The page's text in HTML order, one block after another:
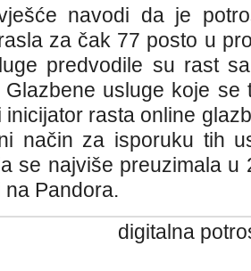
navodi da je
za čak 77 posto u
predvodile su rast
Glazbene usluge koje se
inicijator rasta online
način za isporuku tih
se najviše preuzimala
Pandora.